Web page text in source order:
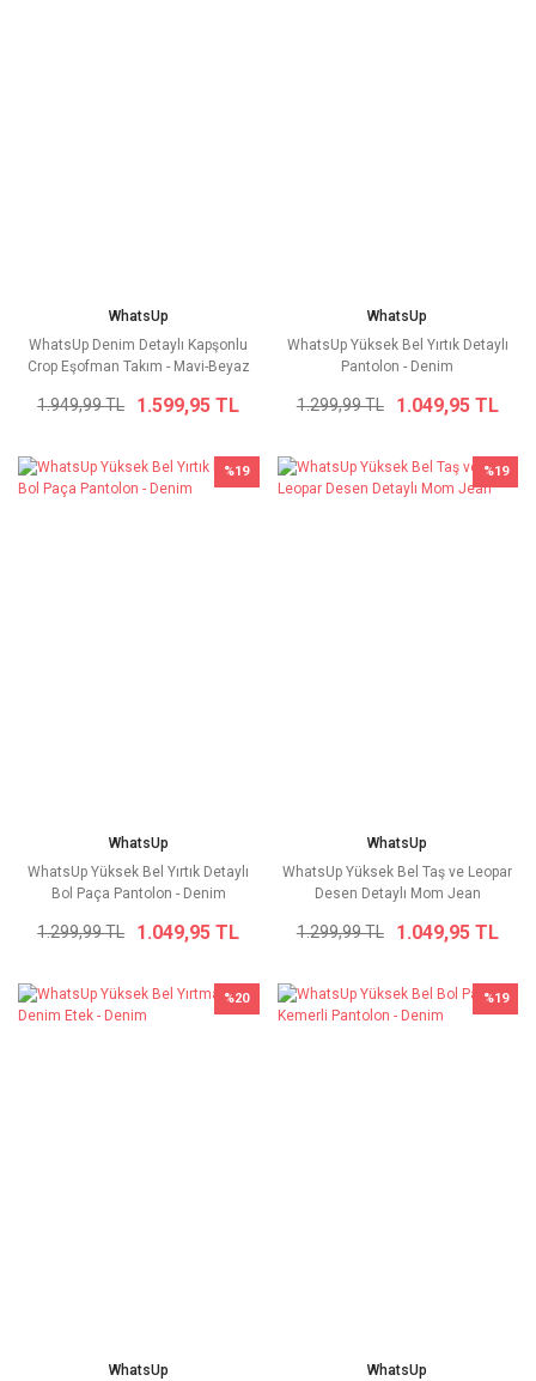
WhatsUp
WhatsUp Denim Detaylı Kapşonlu
Crop Eşofman Takım - Mavi-Beyaz
1.949,99 TL 1.599,95 TL
WhatsUp
WhatsUp Yüksek Bel Yırtık Detaylı
Pantolon - Denim
1.299,99 TL 1.049,95 TL
%19
WhatsUp
WhatsUp Yüksek Bel Yırtık Detaylı
Bol Paça Pantolon - Denim
1.299,99 TL 1.049,95 TL
%19
WhatsUp
WhatsUp Yüksek Bel Taş ve Leopar
Desen Detaylı Mom Jean
1.299,99 TL 1.049,95 TL
%20
WhatsUp
%19
WhatsUp